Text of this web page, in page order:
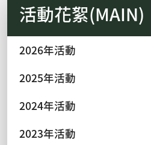
活動花絮(MAIN)
2026年活動
2025年活動
2024年活動
2023年活動